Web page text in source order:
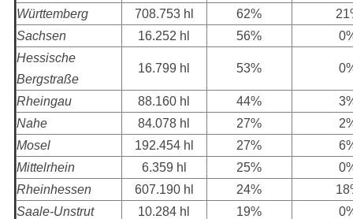
Württemberg
708.753 hl 62%
Sachsen
16.252 hl 56%
Hessische
Bergstraße
16.799 hl 53%
Rheingau 88.160 hl 44%
Nahe
84.078 hl 27%
Mosel
192.454 hl 27%
Mittelrhein
6.359 hl 25%
Rheinhessen
607.190 hl 24%
Saale-Unstrut
10.284 hl 19%